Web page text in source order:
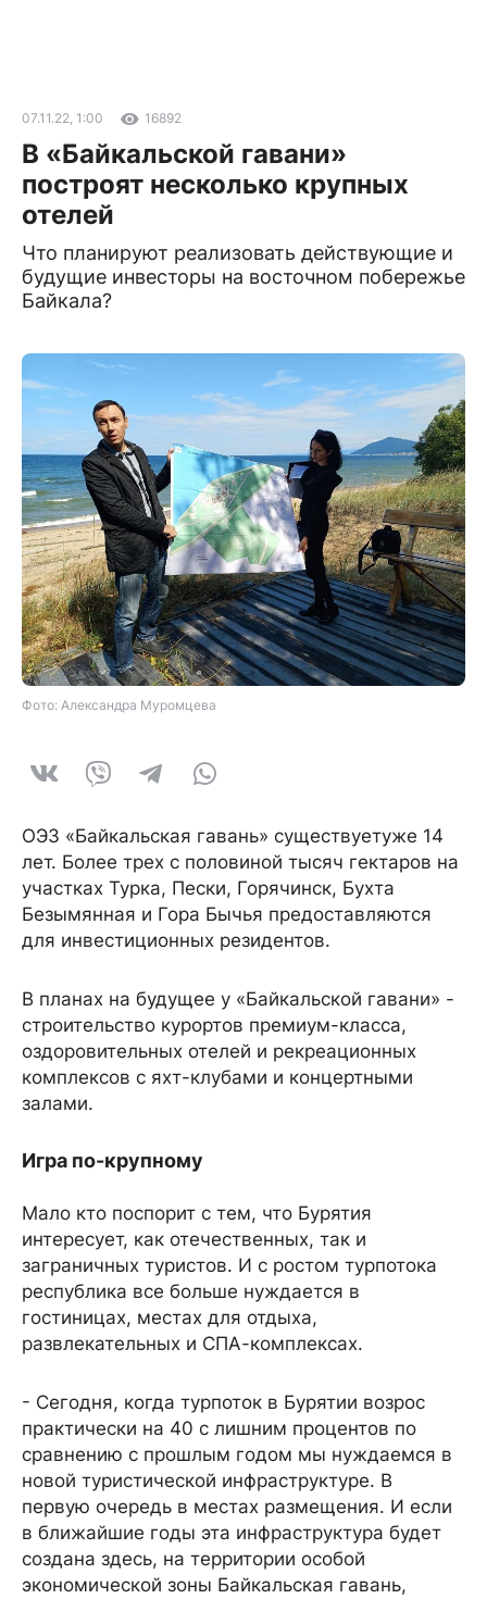
07.11.22, 1:00 16892
В «Байкальской гавани»
построят несколько крупных
отелей
Что планируют реализовать действующие и
будущие инвесторы на восточном побережье
Байкала?
Фото: Александра Муромцева
ОЭЗ «Бaйкaльcкaя гaвaнь» cyщecтвyeтyжe 14
лeт. Более трех с половиной тысяч гектаров на
участках Турка, Пески, Горячинск, Бухта
Безымянная и Гора Бычья предоставляются
для инвестиционных резидентов.
В планах на будущее у «Байкальской гавани» -
строительство курортов премиум-класса,
оздоровительных отелей и рекреационных
комплексов с яхт-клубами и концертными
залами.
Игра по-крупному
Мало кто поспорит с тем, что Бурятия
интересует, как отечественных, так и
заграничных туристов. И с ростом турпотока
республика все больше нуждается в
гостиницах, местах для отдыха,
развлекательных и СПА-комплексах.
- Сегодня, когда турпоток в Бурятии возрос
практически на 40 с лишним процентов по
сравнению с прошлым годом мы нуждаемся в
новой туристической инфраструктуре. В
первую очередь в местах размещения. И если
в ближайшие годы эта инфраструктура будет
создана здесь, на территории особой
экономической зоны Байкальская гавань,